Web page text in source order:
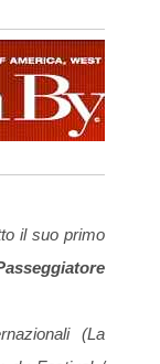
il suo primo
(La